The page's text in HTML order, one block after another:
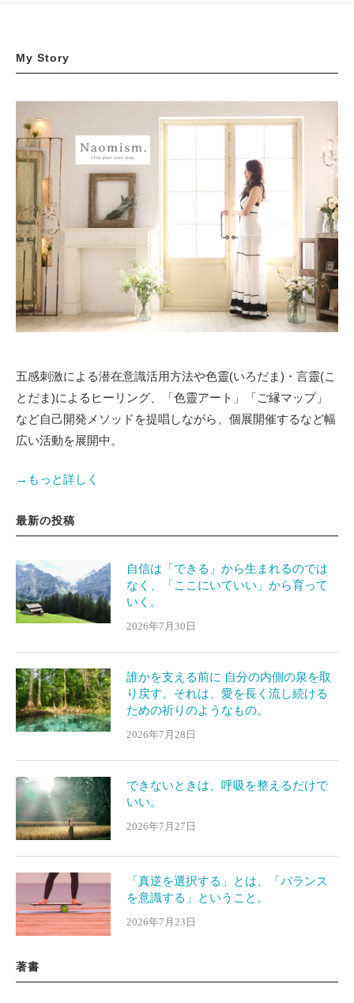
My Story
五感刺激による潜在意識活用方法や色靈(いろだま)・言靈(こ
とだま)によるヒーリング、「色靈アート」「ご縁マップ」
など自己開発メソッドを提唱しながら、個展開催するなど幅
広い活動を展開中。
→もっと詳しく
最新の投稿
自信は「できる」から生まれるのでは
なく、「ここにいていい」から育って
いく。
2026年7月30日
誰かを支える前に 自分の内側の泉を取
り戻す。それは、愛を長く流し続ける
ための祈りのようなもの。
2026年7月28日
できないときは、呼吸を整えるだけで
いい。
2026年7月27日
「真逆を選択する」とは、「バランス
を意識する」ということ。
2026年7月23日
著書